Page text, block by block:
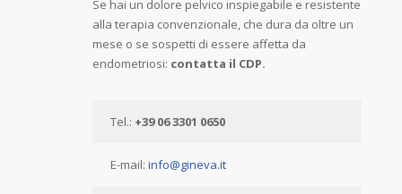
Se hai un dolore pelvico inspiegabile e resistente
alla terapia convenzionale, che dura da oltre un
mese o se sospetti di essere affetta da
endometriosi: contatta il CDP.
Tel.: +39 06 3301 0650
E-mail: info@gineva.it